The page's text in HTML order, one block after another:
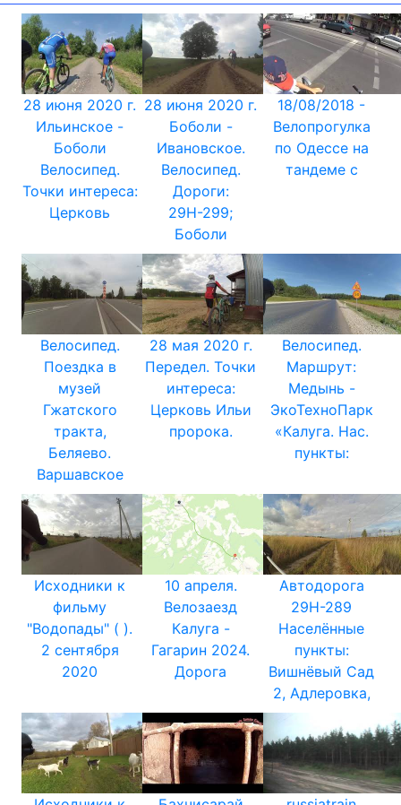
28 июня 2020 г.
Ильинское -
Боболи
Велосипед.
Точки интереса:
Церковь
28 июня 2020 г.
Боболи -
Ивановское.
Велосипед.
Дороги:
29Н-299;
Боболи
18/08/2018 -
Велопрогулка
по Одессе на
тандеме с
Велосипед.
Поездка в
музей
Гжатского
тракта,
Беляево.
Варшавское
28 мая 2020 г.
Передел. Точки
интереса:
Церковь Ильи
пророка.
Велосипед.
Маршрут:
Медынь -
ЭкоТехноПарк
«Калуга. Нас.
пункты:
Исходники к
фильму
"Водопады" ( ).
2 сентября
2020
10 апреля.
Велозаезд
Калуга -
Гагарин 2024.
Дорога
Автодорога
29Н-289
Населённые
пункты:
Вишнёвый Сад
2, Адлеровка,